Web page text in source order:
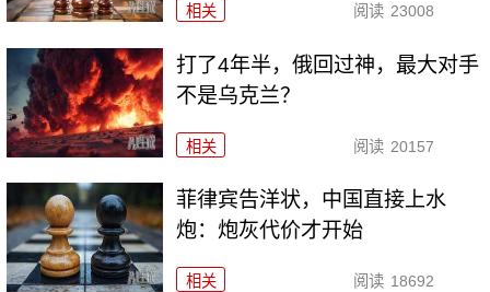
相关 阅读 23008
打了4年半，俄回过神，最大对手
不是乌克兰？
相关 阅读 20157
菲律宾告洋状，中国直接上水
炮：炮灰代价才开始
相关 阅读 18692